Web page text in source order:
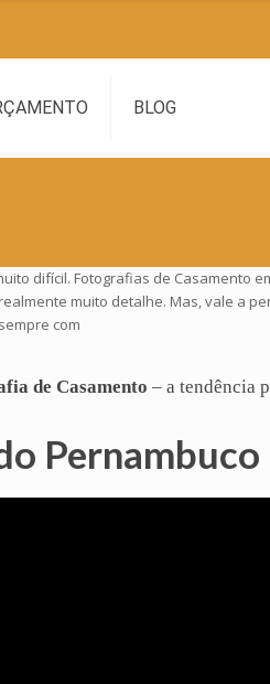
BLOG
difícil. Fotografias de Casamento
muito detalhe. Mas, vale a
com
de Casamento – a tendência
Pernambuco